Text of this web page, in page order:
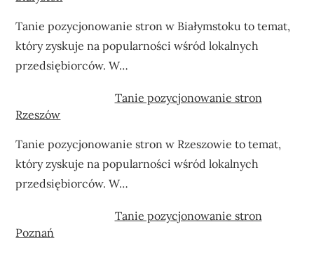
Tanie pozycjonowanie stron w Białymstoku to temat,
który zyskuje na popularności wśród lokalnych
przedsiębiorców. W…
Tanie pozycjonowanie stron
Rzeszów
Tanie pozycjonowanie stron w Rzeszowie to temat,
który zyskuje na popularności wśród lokalnych
przedsiębiorców. W…
Tanie pozycjonowanie stron
Poznań